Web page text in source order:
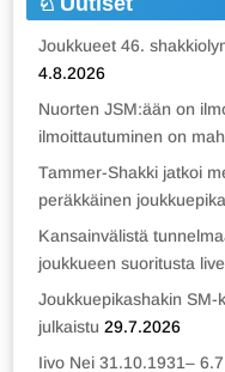
Joukkueet 46.
4.8.2026
Nuorten JSM:ään on
ilmoittautuminen on
Tammer-Shakki jatkoi
peräkkäinen
Kansainvälistä
joukkueen suoritusta
Joukkuepikashakin SM-
julkaistu 29.7.2026
Iivo Nei 31.10.1931–